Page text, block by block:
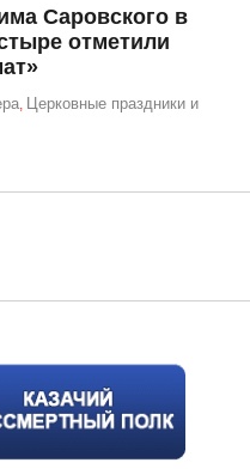
Саровского в
отметили
, Церковные праздники и